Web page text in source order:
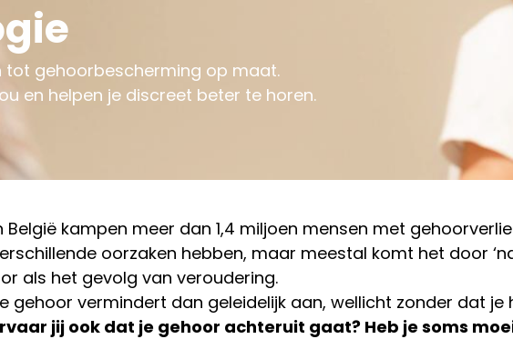
tot gehoorbescherming op maat.
en helpen je discreet beter te horen.
België kampen meer dan 1,4 miljoen mensen met
oorzaken hebben, maar meestal komt het door
als het gevolg van veroudering.
gehoor vermindert dan geleidelijk aan, wellicht zonder dat je
jij ook dat je gehoor achteruit gaat? Heb je soms